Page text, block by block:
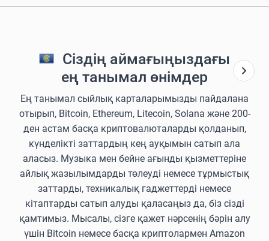
Сіздің аймағыңыздағы
ең танымал өнімдер
Ең танымал сыйлық карталарымызды пайдалана
отырып, Bitcoin, Ethereum, Litecoin, Solana және 200-
ден астам басқа криптовалюталарды қолданып,
күнделікті заттардың кең ауқымын сатып ала
аласыз. Музыка мен бейне ағынды қызметтеріне
айлық жазылымдарды төлеуді немесе тұрмыстық
заттарды, техникалық гаджеттерді немесе
кітаптарды сатып алуды қаласаңыз да, біз сізді
қамтимыз. Мысалы, сізге қажет нәрсенің бәрін алу
үшін Bitcoin немесе басқа криптолармен Amazon